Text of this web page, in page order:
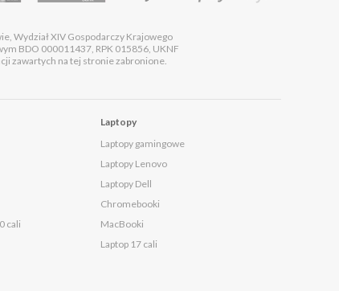
Wydział XIV Gospodarczy Krajowego
BDO 000011437, RPK 015856, UKNF
zawartych na tej stronie zabronione.
cali
Laptopy
Laptopy gamingowe
Laptopy Lenovo
Laptopy Dell
Chromebooki
MacBooki
Laptop 17 cali